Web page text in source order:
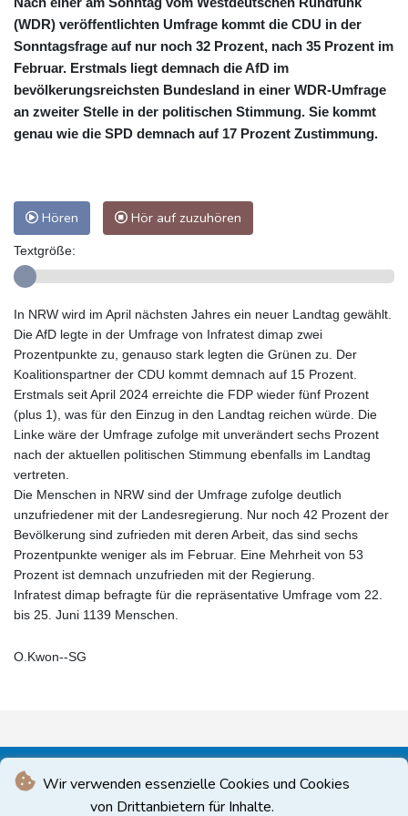
Wir verwenden essenzielle Cookies und Cookies
von Drittanbietern für Inhalte.
(WDR) veröffentlichten Umfrage kommt die CDU in der
Sonntagsfrage auf nur noch 32 Prozent, nach 35 Prozent im
Februar. Erstmals liegt demnach die AfD im
bevölkerungsreichsten Bundesland in einer WDR-Umfrage
an zweiter Stelle in der politischen Stimmung. Sie kommt
genau wie die SPD demnach auf 17 Prozent Zustimmung.
Hören Hör auf zuzuhören
Textgröße:
In NRW wird im April nächsten Jahres ein neuer Landtag gewählt.
Die AfD legte in der Umfrage von Infratest dimap zwei
Prozentpunkte zu, genauso stark legten die Grünen zu. Der
Koalitionspartner der CDU kommt demnach auf 15 Prozent.
Erstmals seit April 2024 erreichte die FDP wieder fünf Prozent
(plus 1), was für den Einzug in den Landtag reichen würde. Die
Linke wäre der Umfrage zufolge mit unverändert sechs Prozent
nach der aktuellen politischen Stimmung ebenfalls im Landtag
vertreten.
Die Menschen in NRW sind der Umfrage zufolge deutlich
unzufriedener mit der Landesregierung. Nur noch 42 Prozent der
Bevölkerung sind zufrieden mit deren Arbeit, das sind sechs
Prozentpunkte weniger als im Februar. Eine Mehrheit von 53
Prozent ist demnach unzufrieden mit der Regierung.
Infratest dimap befragte für die repräsentative Umfrage vom 22.
bis 25. Juni 1139 Menschen.
O.Kwon--SG